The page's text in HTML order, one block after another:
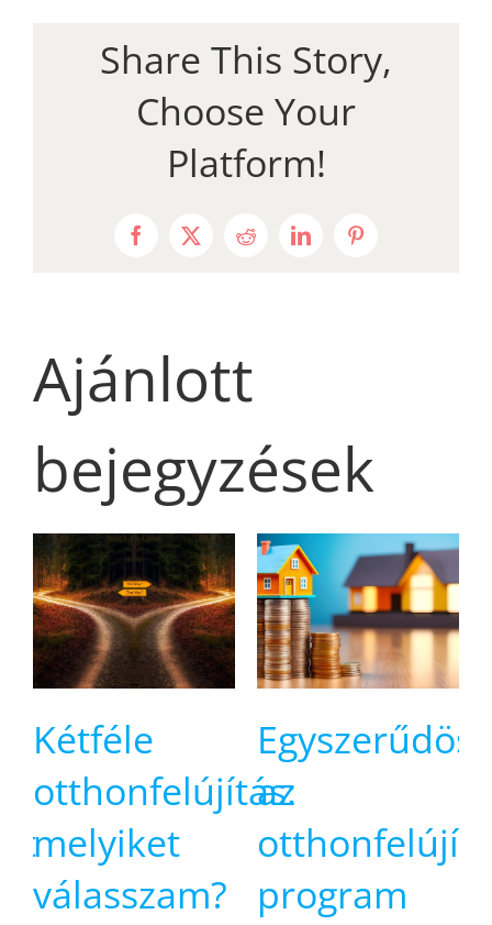
Share This Story,
Choose Your
Platform!
Facebook
X RedditLinkedInPinterest
Ajánlott
bejegyzések
Kétféle
otthonfelújítás:
melyiket
válasszam?
az
program